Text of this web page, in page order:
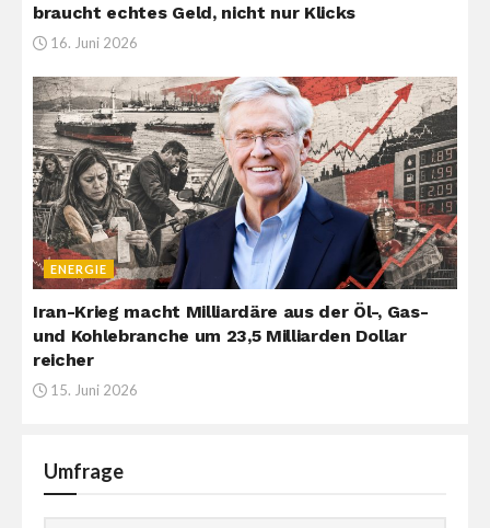
braucht echtes Geld, nicht nur Klicks
16. Juni 2026
ENERGIE
Iran-Krieg macht Milliardäre aus der Öl-, Gas-
und Kohlebranche um 23,5 Milliarden Dollar
reicher
15. Juni 2026
Umfrage